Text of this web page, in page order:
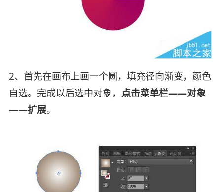
2、首先在画布上画一个圆，填充径向渐变，颜色
自选。完成以后选中对象， 点击菜单栏——对象
——扩展。